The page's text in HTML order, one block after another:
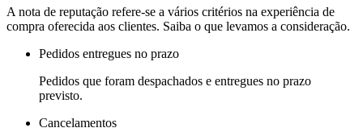
A nota de reputação refere-se a vários critérios na experiência de
compra oferecida aos clientes. Saiba o que levamos a consideração.
Pedidos entregues no prazo
Pedidos que foram despachados e entregues no prazo
previsto.
Cancelamentos